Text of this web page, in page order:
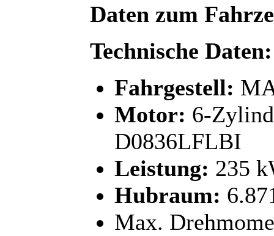
Daten zum
Technische Daten:
Fahrgestell:
Motor: 6-
D0836LFLBI
Leistung: 235
Hubraum:
Max.